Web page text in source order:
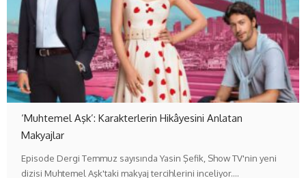
‘Muhtemel Aşk’: Karakterlerin Hikâyesini Anlatan
Makyajlar
Episode Dergi Temmuz sayısında Yasin Şefik, Show TV'nin yeni
dizisi Muhtemel Aşk'taki makyaj tercihlerini inceliyor.…